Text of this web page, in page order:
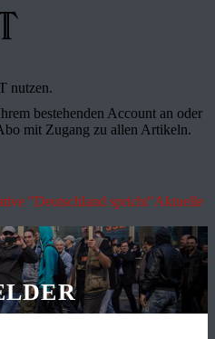
nutzen.
bestehenden Account an oder
mit Zugang zu allen Artikeln.
"Deutschland spricht"Aktuelle